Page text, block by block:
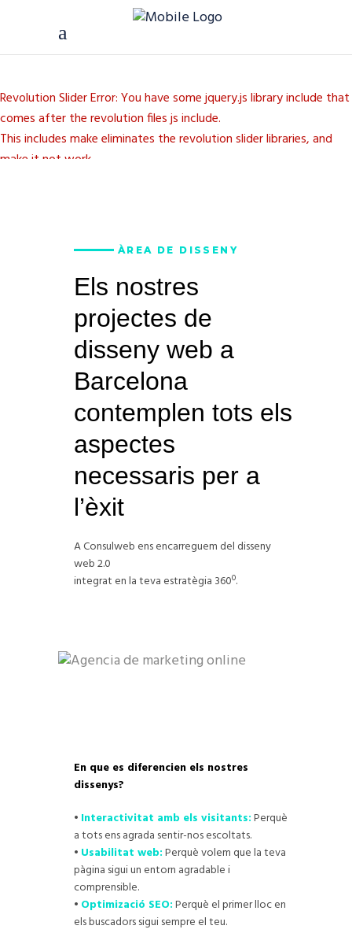
Revolution Slider Error: You have some jquery.js library include that
comes after the revolution files js include.
This includes make eliminates the revolution slider libraries, and
make it not work.
option to true.
ÀREA DE DISSENY
Els nostres
projectes de
disseny web a
Barcelona
contemplen tots els
aspectes
necessaris per a
l’èxit
A Consulweb ens encarreguem del disseny
web 2.0
integrat en la teva estratègia 360º.
En que es diferencien els nostres
dissenys?
• Interactivitat amb els visitants:Perquè
a tots ens agrada sentir-nos escoltats.
• Usabilitat web:Perquè volem que la teva
pàgina sigui un entorn agradable i
comprensible.
• Optimizació SEO:Perquè el primer lloc en
els buscadors sigui sempre el teu.